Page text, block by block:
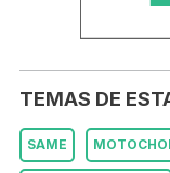
TEMAS DE
SAME